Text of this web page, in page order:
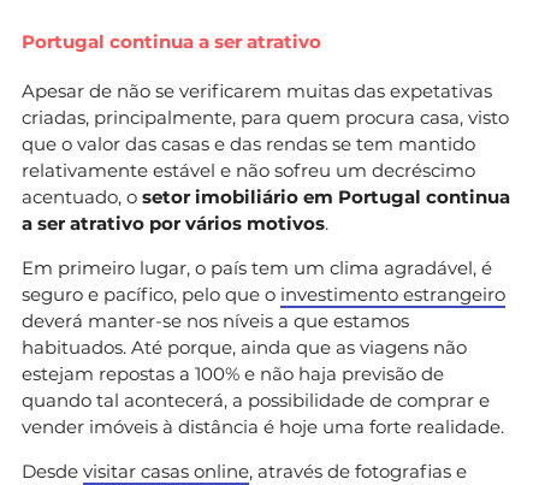
Portugal continua a ser atrativo
Apesar de não se verificarem muitas das expetativas
criadas, principalmente, para quem procura casa, visto
que o valor das casas e das rendas se tem mantido
relativamente estável e não sofreu um decréscimo
acentuado, o setor imobiliário em Portugal continua
a ser atrativo por vários motivos.
Em primeiro lugar, o país tem um clima agradável, é
seguro e pacífico, pelo que o investimento estrangeiro
deverá manter-se nos níveis a que estamos
habituados. Até porque, ainda que as viagens não
estejam repostas a 100% e não haja previsão de
quando tal acontecerá, a possibilidade de comprar e
vender imóveis à distância é hoje uma forte realidade.
Desde visitar casas online, através de fotografias e